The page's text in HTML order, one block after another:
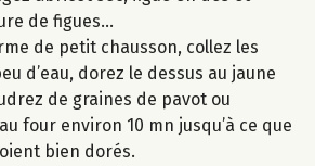
de figues…
de petit chausson, collez les
d’eau, dorez le dessus au jaune
de graines de pavot ou
four environ 10 mn jusqu’à ce que
bien dorés.